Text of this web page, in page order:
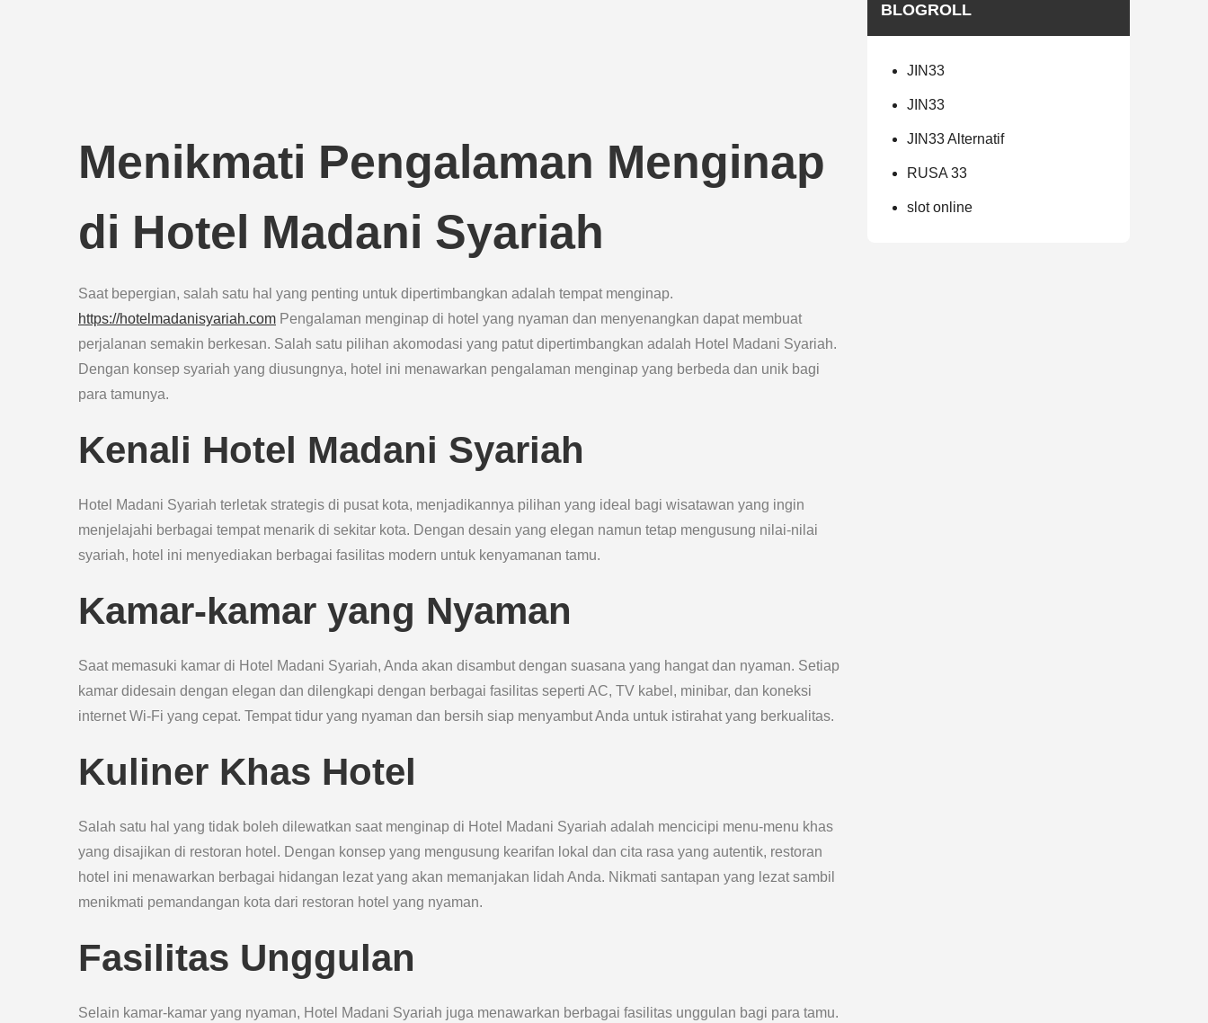
Menikmati Pengalaman Menginap
di Hotel Madani Syariah
Saat bepergian, salah satu hal yang penting untuk dipertimbangkan adalah tempat menginap.
https://hotelmadanisyariah.com Pengalaman menginap di hotel yang nyaman dan menyenangkan dapat membuat
perjalanan semakin berkesan. Salah satu pilihan akomodasi yang patut dipertimbangkan adalah Hotel Madani Syariah.
Dengan konsep syariah yang diusungnya, hotel ini menawarkan pengalaman menginap yang berbeda dan unik bagi
para tamunya.
Kenali Hotel Madani Syariah
Hotel Madani Syariah terletak strategis di pusat kota, menjadikannya pilihan yang ideal bagi wisatawan yang ingin
menjelajahi berbagai tempat menarik di sekitar kota. Dengan desain yang elegan namun tetap mengusung nilai-nilai
syariah, hotel ini menyediakan berbagai fasilitas modern untuk kenyamanan tamu.
Kamar-kamar yang Nyaman
Saat memasuki kamar di Hotel Madani Syariah, Anda akan disambut dengan suasana yang hangat dan nyaman. Setiap
kamar didesain dengan elegan dan dilengkapi dengan berbagai fasilitas seperti AC, TV kabel, minibar, dan koneksi
internet Wi-Fi yang cepat. Tempat tidur yang nyaman dan bersih siap menyambut Anda untuk istirahat yang berkualitas.
Kuliner Khas Hotel
Salah satu hal yang tidak boleh dilewatkan saat menginap di Hotel Madani Syariah adalah mencicipi menu-menu khas
yang disajikan di restoran hotel. Dengan konsep yang mengusung kearifan lokal dan cita rasa yang autentik, restoran
hotel ini menawarkan berbagai hidangan lezat yang akan memanjakan lidah Anda. Nikmati santapan yang lezat sambil
menikmati pemandangan kota dari restoran hotel yang nyaman.
Fasilitas Unggulan
Selain kamar-kamar yang nyaman, Hotel Madani Syariah juga menawarkan berbagai fasilitas unggulan bagi para tamu.
BLOGROLL
JIN33
JIN33
JIN33 Alternatif
RUSA 33
slot online